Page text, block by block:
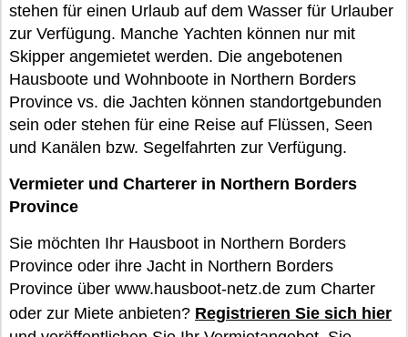
stehen für einen Urlaub auf dem Wasser für Urlauber
zur Verfügung. Manche Yachten können nur mit
Skipper angemietet werden. Die angebotenen
Hausboote und Wohnboote in Northern Borders
Province vs. die Jachten können standortgebunden
sein oder stehen für eine Reise auf Flüssen, Seen
und Kanälen bzw. Segelfahrten zur Verfügung.
Vermieter und Charterer in Northern Borders
Province
Sie möchten Ihr Hausboot in Northern Borders
Province oder ihre Jacht in Northern Borders
Province über www.hausboot-netz.de zum Charter
oder zur Miete anbieten? Registrieren Sie sich hier